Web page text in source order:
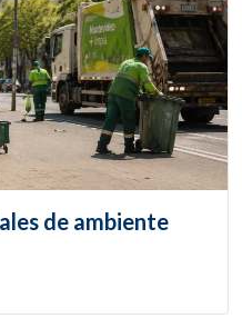
de ambiente